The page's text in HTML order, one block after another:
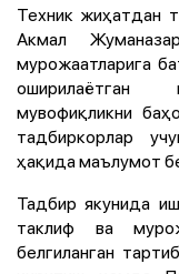
Техник жиҳатдан
Акмал
мурожаатларига
оширилаётган
мувофиқликни
тадбиркорлар
ҳақида маълумот
Тадбир якунида
таклиф ва
белгиланган